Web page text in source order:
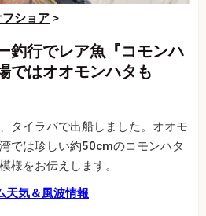
フショア >
釣行でレア魚『コモンハ
ではオオモンハタも
タイラバで出船しました。オオモ
では珍しい約50cmのコモンハタ
様をお伝えします。
天気＆風波情報